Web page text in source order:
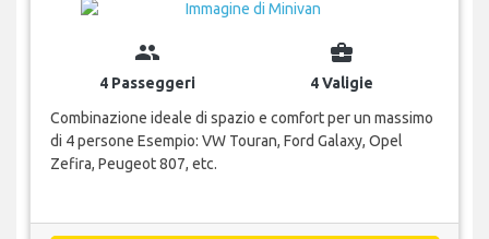
group
4 Passeggeri
business_center
4 Valigie
Combinazione ideale di spazio e comfort per un massimo
di 4 persone Esempio: VW Touran, Ford Galaxy, Opel
Zefira, Peugeot 807, etc.